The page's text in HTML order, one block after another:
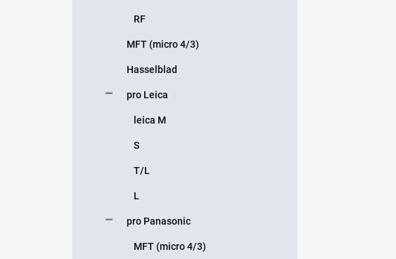
RF
MFT (micro 4/3)
Hasselblad
pro Leica
leica M
S
T/L
L
pro Panasonic
MFT (micro 4/3)